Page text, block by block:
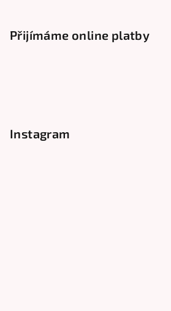
Přijímáme online platby
Instagram